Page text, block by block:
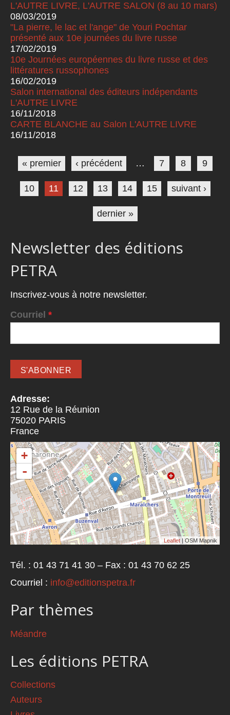
L'AUTRE LIVRE, L'AUTRE SALON (8 au 10 mars)
08/03/2019
"La pierre, le lac et l'ange" de Youri Pochtar
présenté aux 10e journées du livre russe
17/02/2019
10e Journées européennes du livre russe et des
littératures russophones
16/02/2019
Salon international des éditeurs indépendants
L'AUTRE LIVRE
16/11/2018
CARTE BLANCHE au Salon L'AUTRE LIVRE
16/11/2018
Pages
« premier ‹ précédent … 7 8 9
10 11 12 13 14 15 suivant ›
dernier »
Newsletter des éditions
PETRA
Inscrivez-vous à notre newsletter.
Courriel *
Adresse:
12 Rue de la Réunion
75020 PARIS
France
+
-
Leaflet | OSM Mapnik
Tél. : 01 43 71 41 30 – Fax : 01 43 70 62 25
Courriel : info@editionspetra.fr
Par thèmes
Méandre
Les éditions PETRA
Collections
Auteurs